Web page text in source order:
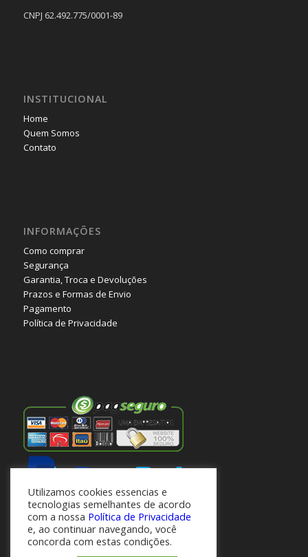
CNPJ 62.492.775/0001-89
INSTITUCIONAL
Home
Quem Somos
Contato
INFORMAÇÕES
Como comprar
Segurança
Garantia, Troca e Devoluções
Prazos e Formas de Envio
Pagamento
Política de Privacidade
Utilizamos cookies essencias e
tecnologias semelhantes de acordo
com a nossa Política de Privacidade
e, ao continuar navegando, você
concorda com estas condições.